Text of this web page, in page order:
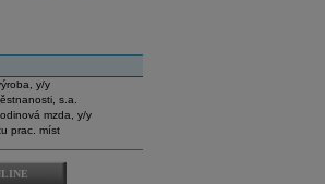
y/y
s.a.
mzda, y/y
prac. míst